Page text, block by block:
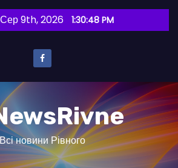
9th, 2026 1:30:49 PM
Всі новини Рівного